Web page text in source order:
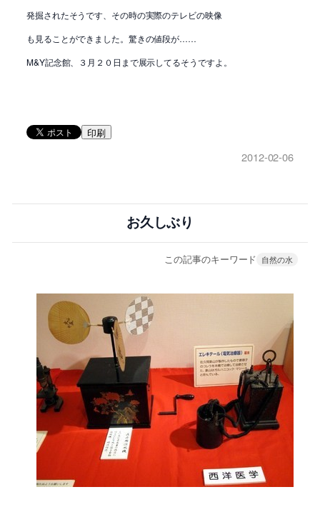
発掘されたそうです、その時の実際のテレビの映像
も見ることができました。驚きの値段が……
M&Y記念館、３月２０日まで展示してるそうですよ。
印刷
2012-02-06
お久しぶり
この記事のキーワード 自然の水